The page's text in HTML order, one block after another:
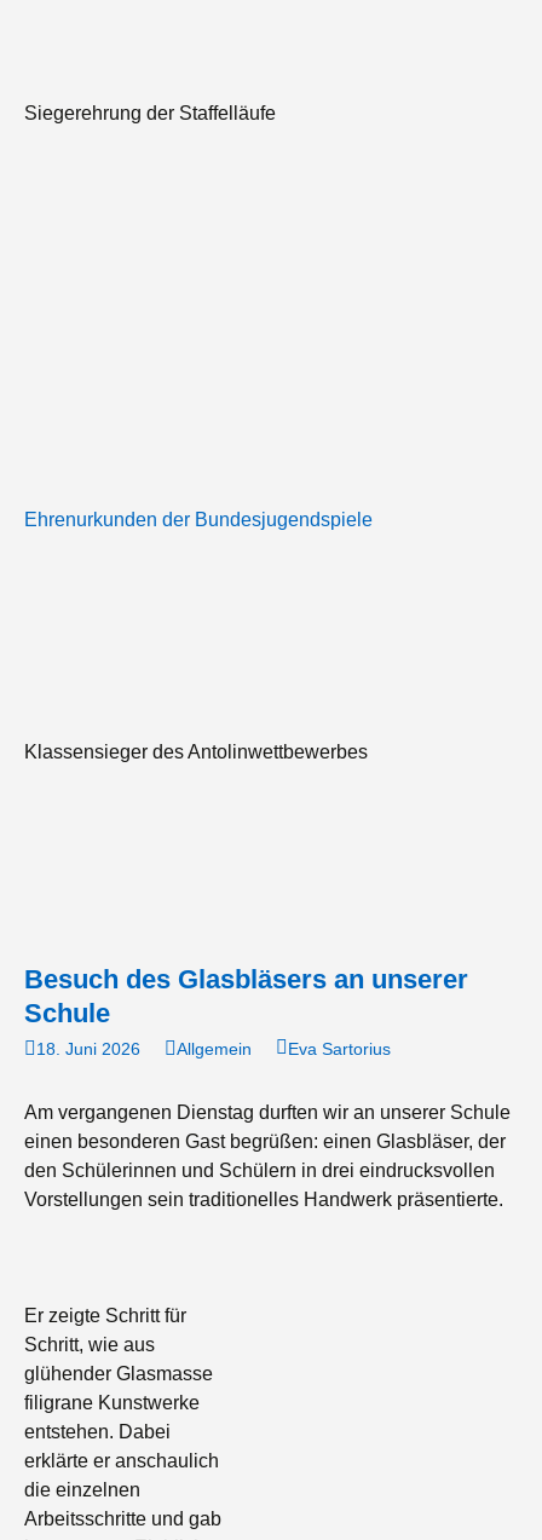
Siegerehrung der Staffelläufe
Ehrenurkunden der Bundesjugendspiele
Klassensieger des Antolinwettbewerbes
Besuch des Glasbläsers an unserer
Schule
18. Juni 2026 Allgemein Eva Sartorius
Am vergangenen Dienstag durften wir an unserer Schule
einen besonderen Gast begrüßen: einen Glasbläser, der
den Schülerinnen und Schülern in drei eindrucksvollen
Vorstellungen sein traditionelles Handwerk präsentierte.
Er zeigte Schritt für
Schritt, wie aus
glühender Glasmasse
filigrane Kunstwerke
entstehen. Dabei
erklärte er anschaulich
die einzelnen
Arbeitsschritte und gab